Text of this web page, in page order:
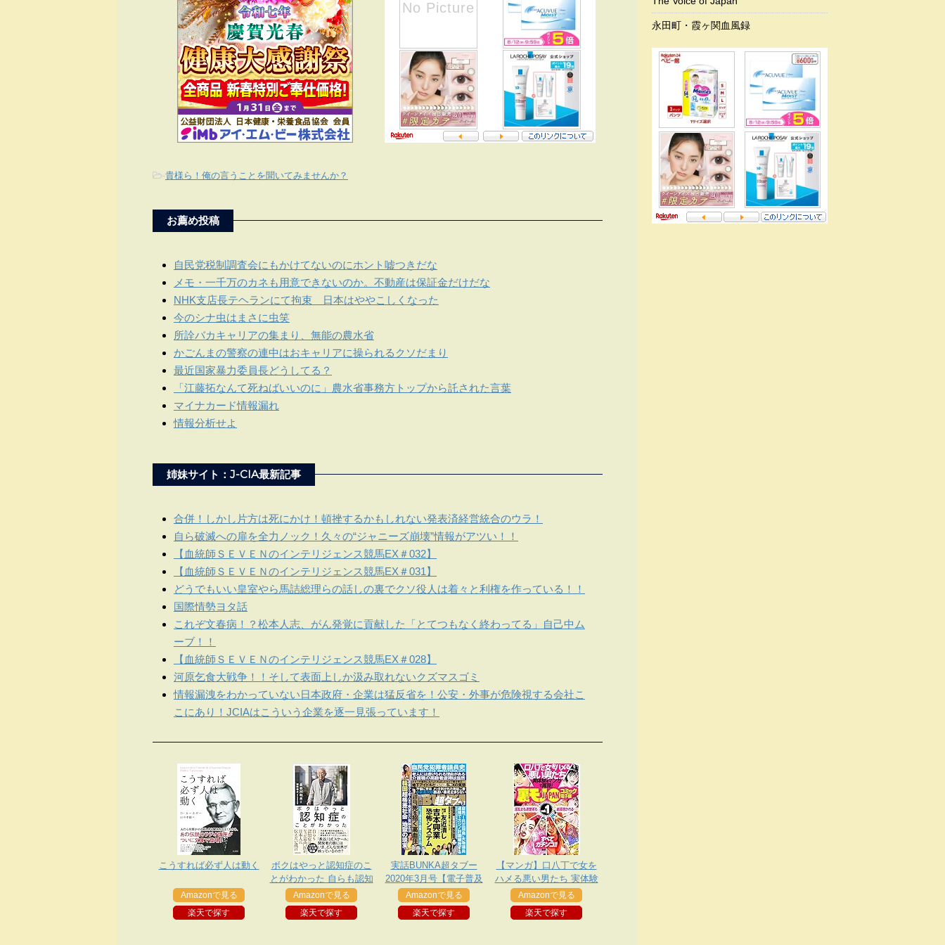
-貴様ら！俺の言うことを聞いてみませんか？
お薦め投稿
自民党税制調査会にもかけてないのにホント嘘つきだな
メモ・一千万のカネも用意できないのか。不動産は保証金だけだな
NHK支店長テヘランにて拘束 日本はややこしくなった
今のシナ虫はまさに虫笑
所詮バカキャリアの集まり、無能の農水省
かごんまの警察の連中はおキャリアに操られるクソだまり
最近国家暴力委員長どうしてる？
「江藤拓なんて死ねばいいのに」農水省事務方トップから託された言葉
マイナカード情報漏れ
情報分析せよ
姉妹サイト：J-CIA最新記事
合併！しかし片方は死にかけ！頓挫するかもしれない発表済経営統合のウラ！
自ら破滅への扉を全力ノック！久々の“ジャニーズ崩壊”情報がアツい！！
【血統師ＳＥＶＥＮのインテリジェンス競馬EX＃032】
【血統師ＳＥＶＥＮのインテリジェンス競馬EX＃031】
どうでもいい皇室やら馬詰総理らの話しの裏でクソ役人は着々と利権を作っている！！
国際情勢ヨタ話
これぞ文春病！？松本人志、がん発覚に貢献した「とてつもなく終わってる」自己中ム
ーブ！！
【血統師ＳＥＶＥＮのインテリジェンス競馬EX＃028】
河原乞食大戦争！！そして表面上しか汲み取れないクズマスゴミ
情報漏洩をわかっていない日本政府・企業は猛反省を！公安・外事が危険視する会社こ
こにあり！JCIAはこういう企業を逐一見張っています！
こうすれば必ず人は動く
Amazonで見る
楽天で探す
ボクはやっと認知症のこ
とがわかった 自らも認知
症になった専門医が、日
本人に伝えたい遺言
Amazonで見る
楽天で探す
実話BUNKA超タブー
2020年3月号【電子普及
版】
Amazonで見る
楽天で探す
【マンガ】口八丁で女を
ハメる悪い男たち 実体験
を再現★淫乱女も清楚系
も結局抱かれる・・★平
日イオンのフードコート
Amazonで見る
楽天で探す
永田町・霞ヶ関血風録